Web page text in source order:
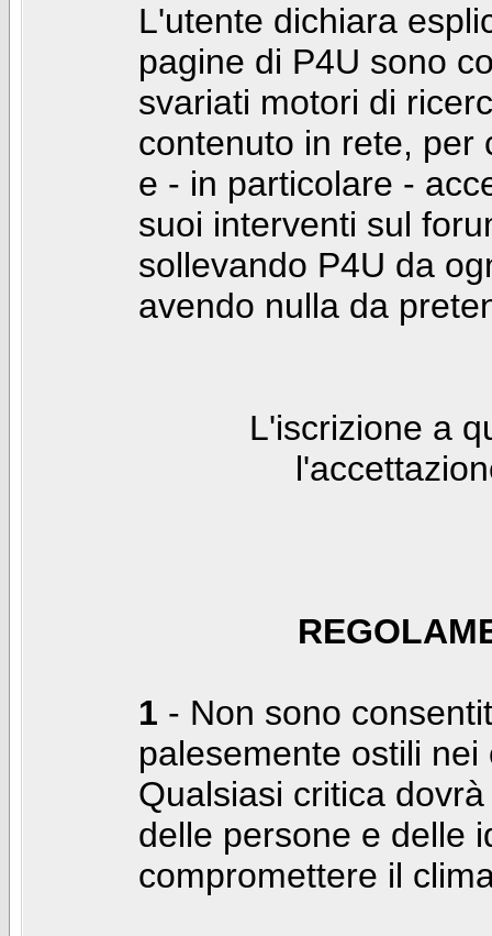
L'utente dichiara
pagine di P4U sono
svariati motori di
contenuto in rete, per
e - in particolare -
suoi interventi sul
sollevando P4U da
avendo nulla da
L'iscrizione a
1 - Non sono
palesemente ostili
Qualsiasi critica
delle persone e delle
compromettere il